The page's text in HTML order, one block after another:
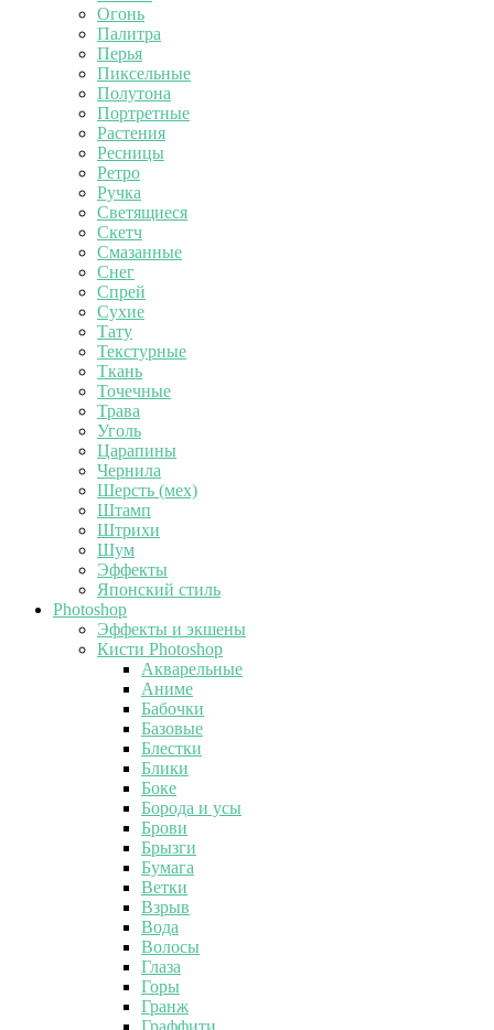
Огонь
Палитра
Перья
Пиксельные
Полутона
Портретные
Растения
Ресницы
Ретро
Ручка
Светящиеся
Скетч
Смазанные
Снег
Спрей
Сухие
Тату
Текстурные
Ткань
Точечные
Трава
Уголь
Царапины
Чернила
Шерсть (мех)
Штамп
Штрихи
Шум
Эффекты
Японский стиль
Photoshop
Эффекты и экшены
Кисти Photoshop
Акварельные
Аниме
Бабочки
Базовые
Блестки
Блики
Боке
Борода и усы
Брови
Брызги
Бумага
Ветки
Взрыв
Вода
Волосы
Глаза
Горы
Гранж
Граффити